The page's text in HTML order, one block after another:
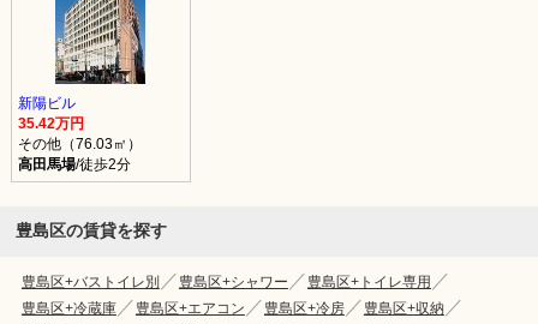
新陽ビル
35.42万円
その他（76.03㎡）
高田馬場/徒歩2分
豊島区の賃貸を探す
豊島区+バストイレ別 豊島区+シャワー
豊島区+トイレ専用
豊島区+冷蔵庫
豊島区+エアコン 豊島区+冷房
豊島区+収納